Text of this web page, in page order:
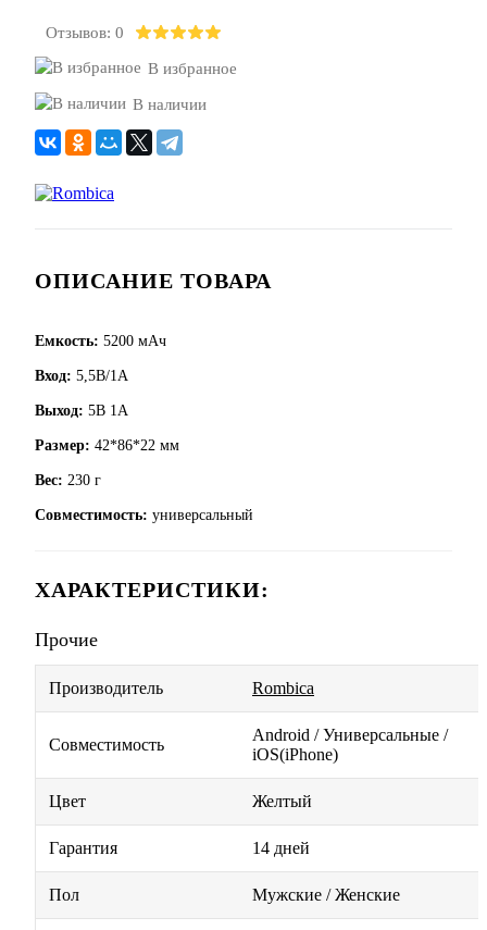
Отзывов: 0
В избранное
В наличии
ОПИСАНИЕ ТОВАРА
Емкость: 5200 мАч
Вход: 5,5В/1А
Выход: 5В 1А
Размер: 42*86*22 мм
Вес: 230 г
Совместимость: универсальный
ХАРАКТЕРИСТИКИ:
Прочие
Производитель Rombica
Совместимость
Android / Универсальные /
iOS(iPhone)
Цвет Желтый
Гарантия 14 дней
Пол Мужские / Женские